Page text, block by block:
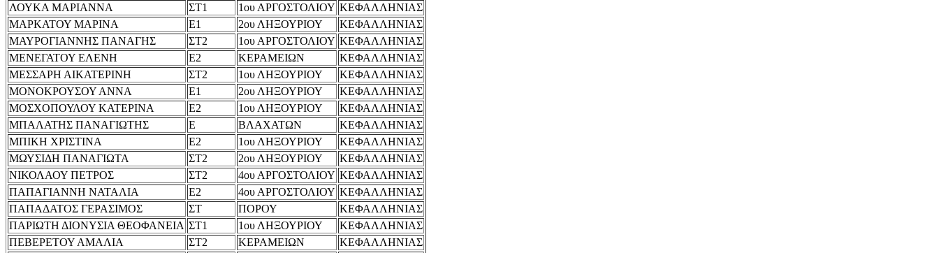
ΛΟΥΚΑ ΜΑΡΙΑΝΝΑ
ΣΤ1 1ου ΑΡΓΟΣΤΟΛΙΟΥ ΚΕΦΑΛΛΗΝΙΑΣ
ΜΑΡΚΑΤΟΥ ΜΑΡΙΝΑ
Ε1 2ου ΛΗΞΟΥΡΙΟΥ
ΚΕΦΑΛΛΗΝΙΑΣ
ΜΑΥΡΟΓΙΑΝΝΗΣ ΠΑΝΑΓΗΣ
ΣΤ2 1ου ΑΡΓΟΣΤΟΛΙΟΥ ΚΕΦΑΛΛΗΝΙΑΣ
ΜΕΝΕΓΑΤΟΥ ΕΛΕΝΗ
Ε2 ΚΕΡΑΜΕΙΩΝ
ΚΕΦΑΛΛΗΝΙΑΣ
ΜΕΣΣΑΡΗ ΑΙΚΑΤΕΡΙΝΗ
ΣΤ2 1ου ΛΗΞΟΥΡΙΟΥ
ΚΕΦΑΛΛΗΝΙΑΣ
ΜΟΝΟΚΡΟΥΣΟΥ ΑΝΝΑ
Ε1 2ου ΛΗΞΟΥΡΙΟΥ
ΚΕΦΑΛΛΗΝΙΑΣ
ΜΟΣΧΟΠΟΥΛΟΥ ΚΑΤΕΡΙΝΑ
Ε2 1ου ΛΗΞΟΥΡΙΟΥ
ΚΕΦΑΛΛΗΝΙΑΣ
ΜΠΑΛΑΤΗΣ ΠΑΝΑΓΙΩΤΗΣ
Ε ΒΛΑΧΑΤΩΝ
ΚΕΦΑΛΛΗΝΙΑΣ
ΜΠΙΚΗ ΧΡΙΣΤΙΝΑ
Ε2 1ου ΛΗΞΟΥΡΙΟΥ
ΚΕΦΑΛΛΗΝΙΑΣ
ΜΩΥΣΙΔΗ ΠΑΝΑΓΙΩΤΑ
ΣΤ2 2ου ΛΗΞΟΥΡΙΟΥ
ΚΕΦΑΛΛΗΝΙΑΣ
ΝΙΚΟΛΑΟΥ ΠΕΤΡΟΣ
ΣΤ2 4ου ΑΡΓΟΣΤΟΛΙΟΥ ΚΕΦΑΛΛΗΝΙΑΣ
ΠΑΠΑΓΙΑΝΝΗ ΝΑΤΑΛΙΑ
Ε2 4ου ΑΡΓΟΣΤΟΛΙΟΥ ΚΕΦΑΛΛΗΝΙΑΣ
ΠΑΠΑΔΑΤΟΣ ΓΕΡΑΣΙΜΟΣ
ΣΤ ΠΟΡΟΥ
ΚΕΦΑΛΛΗΝΙΑΣ
ΠΑΡΙΩΤΗ ΔΙΟΝΥΣΙΑ ΘΕΟΦΑΝΕΙΑ ΣΤ1 1ου ΛΗΞΟΥΡΙΟΥ
ΚΕΦΑΛΛΗΝΙΑΣ
ΠΕΒΕΡΕΤΟΥ ΑΜΑΛΙΑ
ΣΤ2 ΚΕΡΑΜΕΙΩΝ
ΚΕΦΑΛΛΗΝΙΑΣ